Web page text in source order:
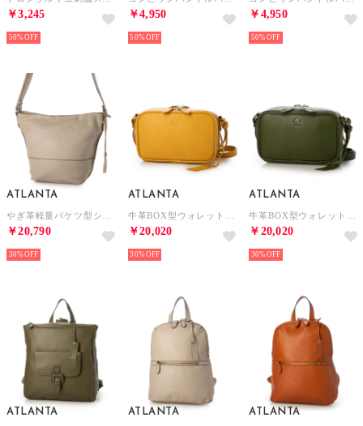
￥3,245
50%
￥4,950
50%
￥4,950
50%
ATLANTA
￥20,790
30%
ATLANTA
￥20,020
30%
ATLANTA
￥20,020
30%
ATLANTA ATLANTA ATLANTA